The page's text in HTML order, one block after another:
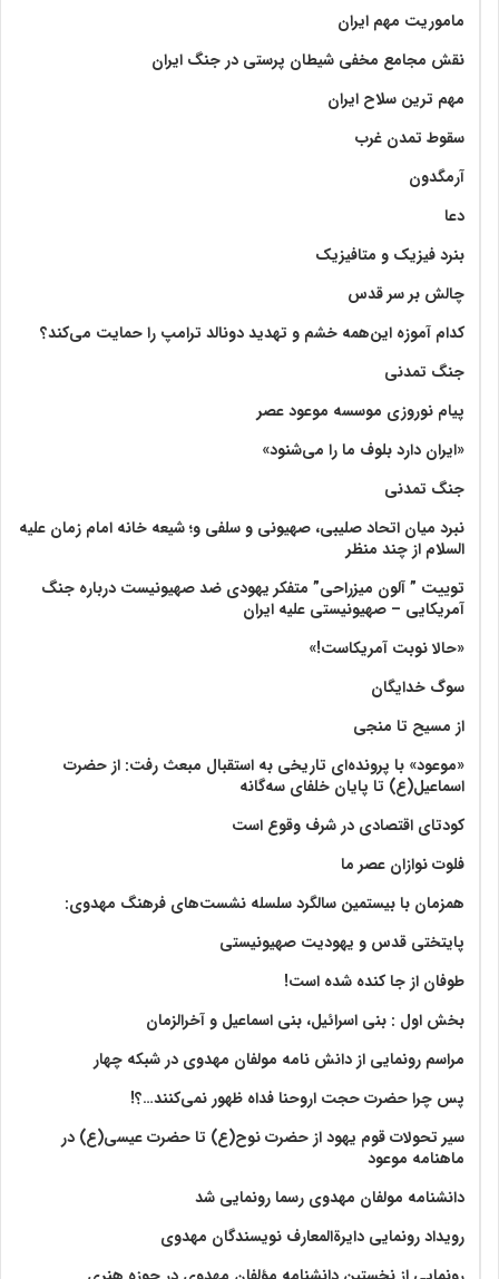
ماموریت مهم ایران
نقش مجامع مخفی شیطان پرستی در جنگ ایران
مهم ترین سلاح ایران
سقوط تمدن غرب
آرمگدون
دعا
بنرد فیزیک و متافیزیک
چالش بر سر قدس
کدام آموزه این‌همه خشم و تهدید دونالد ترامپ را حمایت می‌کند؟
جنگ تمدنی
پیام نوروزی موسسه موعود عصر
«ایران دارد بلوف ما را می‌شنود»
جنگ تمدنی
نبرد میان اتحاد صلیبی، صهیونی و سلفی و؛ شیعه خانه امام زمان علیه
السلام از چند منظر
توییت ” آلون میزراحی” متفکر یهودی ضد صهیونیست درباره جنگ
آمریکایی – صهیونیستی علیه ایران
«حالا نوبت آمریکاست!»
سوگ خدایگان
از مسیح تا منجی
«موعود» با پرونده‌ای تاریخی به استقبال مبعث رفت: از حضرت
اسماعیل(ع) تا پایان خلفای سه‌گانه
کودتای اقتصادی در شرف وقوع است
فلوت نوازان عصر ما
همزمان با بیستمین سالگرد سلسله نشست‌های فرهنگ مهدوی:‌
پایتختی قدس و یهودیت صهیونیستی
طوفان از جا کنده شده است!
بخش اول : بنی اسرائیل، بنی اسماعیل و آخرالزمان
مراسم رونمایی از دانش نامه مولفان مهدوی در شبکه چهار
پس چرا حضرت حجت اروحنا فداه ظهور نمی‌کنند…؟!
سیر تحولات قوم یهود از حضرت نوح(ع) تا حضرت عیسی(ع) در
ماهنامه موعود
دانشنامه مولفان مهدوی رسما رونمایی شد
رویداد رونمایی دایرةالمعارف نویسندگان مهدوی